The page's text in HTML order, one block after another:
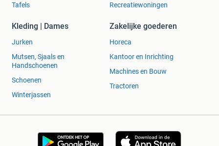
Tafels
Recreatiewoningen
Kleding | Dames
Jurken
Mutsen, Sjaals en
Handschoenen
Schoenen
Winterjassen
Zakelijke goederen
Horeca
Kantoor en Inrichting
Machines en Bouw
Tractoren